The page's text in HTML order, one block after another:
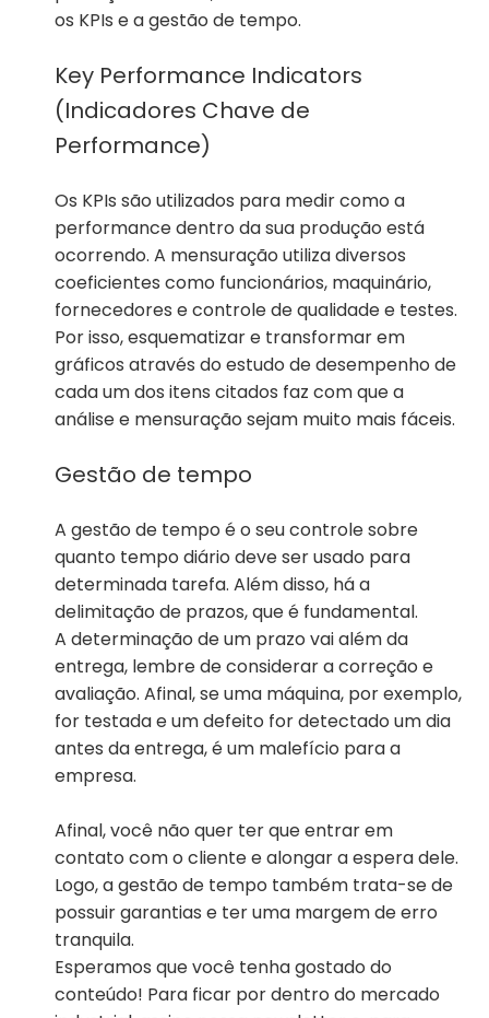
os KPIs e a gestão de tempo.
Key Performance Indicators
(Indicadores Chave de
Performance)
Os KPIs são utilizados para medir como a
performance dentro da sua produção está
ocorrendo. A mensuração utiliza diversos
coeficientes como funcionários, maquinário,
fornecedores e controle de qualidade e testes.
Por isso, esquematizar e transformar em
gráficos através do estudo de desempenho de
cada um dos itens citados faz com que a
análise e mensuração sejam muito mais fáceis.
Gestão de tempo
A gestão de tempo é o seu controle sobre
quanto tempo diário deve ser usado para
determinada tarefa. Além disso, há a
delimitação de prazos, que é fundamental.
A determinação de um prazo vai além da
entrega, lembre de considerar a correção e
avaliação. Afinal, se uma máquina, por exemplo,
for testada e um defeito for detectado um dia
antes da entrega, é um malefício para a
empresa.
Afinal, você não quer ter que entrar em
contato com o cliente e alongar a espera dele.
Logo, a gestão de tempo também trata-se de
possuir garantias e ter uma margem de erro
tranquila.
Esperamos que você tenha gostado do
conteúdo! Para ficar por dentro do mercado